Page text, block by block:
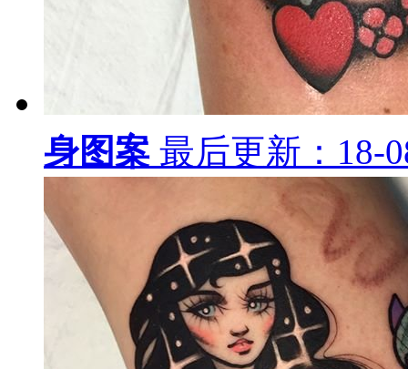
最后更新：18-08-27